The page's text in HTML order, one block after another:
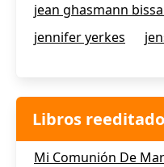
jean ghasmann
jennifer yerkes
Libros
Mi Comunión De